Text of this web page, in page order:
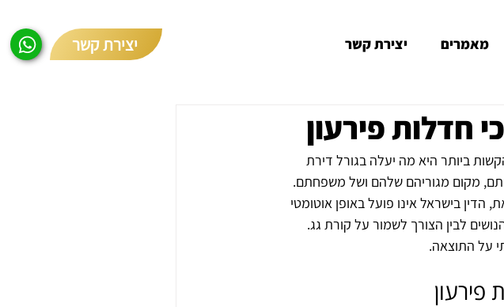
יצירת קשר מאמרים יצירת קשר
חדלות פירעון
ביותר היא מה יעלה בגורל דירת
מקום מגוריהם שלהם ושל משפחתם.
בישראל אינו פועל באופן אוטומטי
לבין הצורך לשמור על קורת גג.
על התוצאה.
פירעון